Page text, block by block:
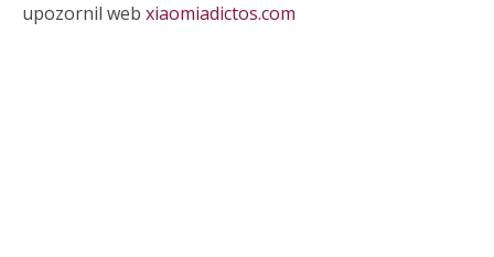
upozornil web xiaomiadictos.com